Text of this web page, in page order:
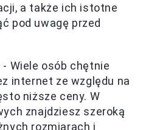
a także ich istotne
pod uwagę przed
- Wiele osób chętnie
internet ze względu na
niższe ceny. W
znajdziesz szeroką
rozmiarach i